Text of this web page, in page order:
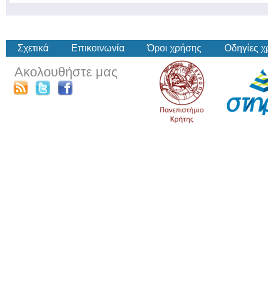
Σχετικά Επικοινωνία Όροι χρήσης Οδηγίες
Ακολουθήστε μας